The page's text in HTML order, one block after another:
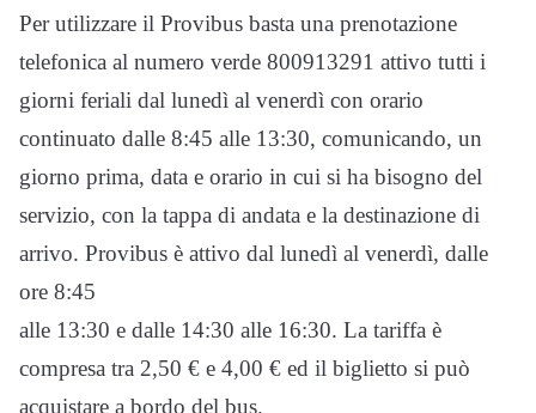
Per utilizzare il Provibus basta una prenotazione
telefonica al numero verde 800913291 attivo tutti i
giorni feriali dal lunedì al venerdì con orario
continuato dalle 8:45 alle 13:30, comunicando, un
giorno prima, data e orario in cui si ha bisogno del
servizio, con la tappa di andata e la destinazione di
arrivo. Provibus è attivo dal lunedì al venerdì, dalle
ore 8:45
alle 13:30 e dalle 14:30 alle 16:30. La tariffa è
compresa tra 2,50 € e 4,00 € ed il biglietto si può
acquistare a bordo del bus.